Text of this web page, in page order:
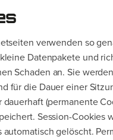
verwenden so
Datenpakete und
Schaden an. Sie
für die Dauer einer
dauerhaft (permanente
Session-Cookies
automatisch gelöscht.